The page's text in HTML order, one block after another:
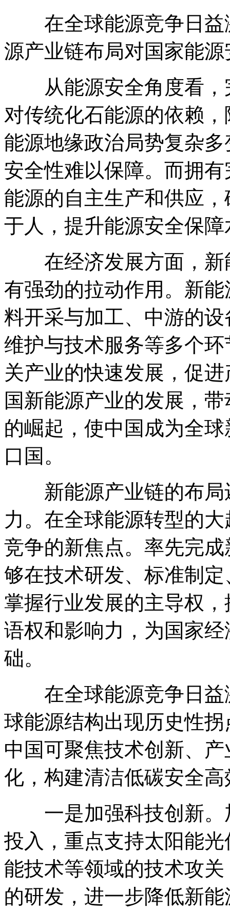
在全球能源竞争日益
源产业链布局对国家能
从能源安全角度看，
对传统化石能源的依赖
能源地缘政治局势复杂
安全性难以保障。而拥
能源的自主生产和供应
于人，提升能源安全保障
在经济发展方面，新
有强劲的拉动作用。新
料开采与加工、中游的
维护与技术服务等多个
关产业的快速发展，促
国新能源产业的发展，
的崛起，使中国成为全
口国。
新能源产业链的布局
力。在全球能源转型的
竞争的新焦点。率先完
够在技术研发、标准制
掌握行业发展的主导权
语权和影响力，为国家
础。
在全球能源竞争日益
球能源结构出现历史性
中国可聚焦技术创新、
化，构建清洁低碳安全
一是加强科技创新。
投入，重点支持太阳能
能技术等领域的技术攻
的研发，进一步降低新